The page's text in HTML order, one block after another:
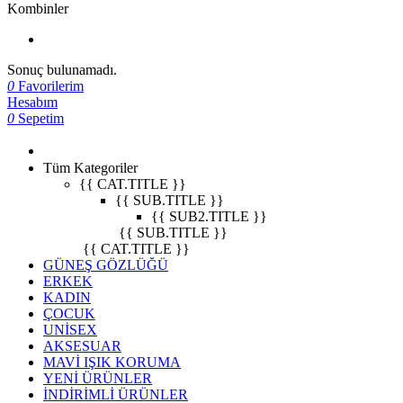
Kombinler
Sonuç bulunamadı.
0 Favorilerim
Hesabım
0 Sepetim
Tüm Kategoriler
{{ CAT.TITLE }}
{{ SUB.TITLE }}
{{ SUB2.TITLE }}
{{ SUB.TITLE }}
{{ CAT.TITLE }}
GÜNEŞ GÖZLÜĞÜ
ERKEK
KADIN
ÇOCUK
UNİSEX
AKSESUAR
MAVİ IŞIK KORUMA
YENİ ÜRÜNLER
İNDİRİMLİ ÜRÜNLER